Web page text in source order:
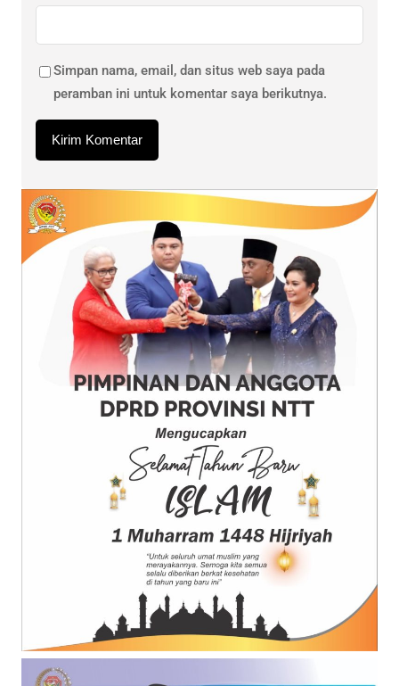
Simpan nama, email, dan situs web saya pada
peramban ini untuk komentar saya berikutnya.